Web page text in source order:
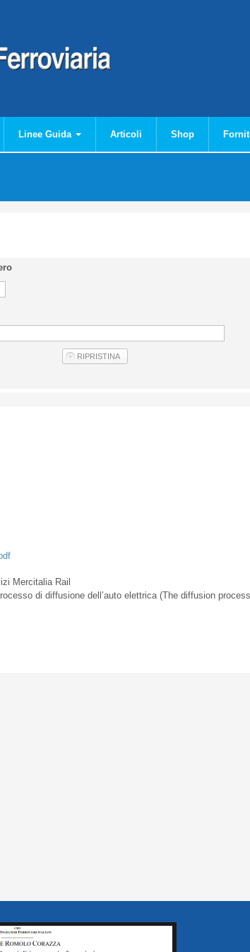
Linee Guida Articoli Shop
Mercitalia Rail
di diffusione dell’auto elettrica (The diffusion